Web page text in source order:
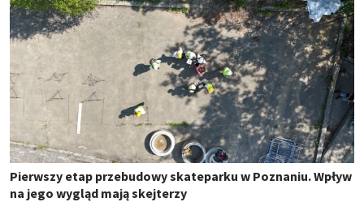
Pierwszy etap przebudowy skateparku w Poznaniu. Wpływ
na jego wygląd mają skejterzy